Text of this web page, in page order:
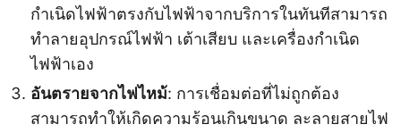
กำเนิดไฟฟ้าตรงกับไฟฟ้าจากบริการในทันทีสามารถ
ทำลายอุปกรณ์ไฟฟ้า เต้าเสียบ และเครื่องกำเนิด
ไฟฟ้าเอง
อันตรายจากไฟไหม้: การเชื่อมต่อที่ไม่ถูกต้อง
สามารถทำให้เกิดความร้อนเกินขนาด ละลายสายไฟ